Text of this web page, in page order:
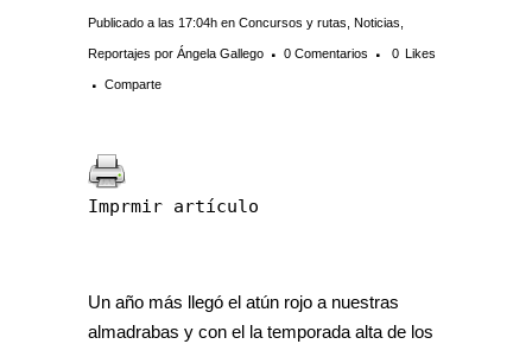
Publicado a las 17:04h en Concursos y rutas Noticias
Reportajes por Ángela Gallego 0 Comentarios 0 Likes
Comparte
Imprmir artículo
Un año más llegó el atún rojo a nuestras
almadrabas y con el la temporada alta de los